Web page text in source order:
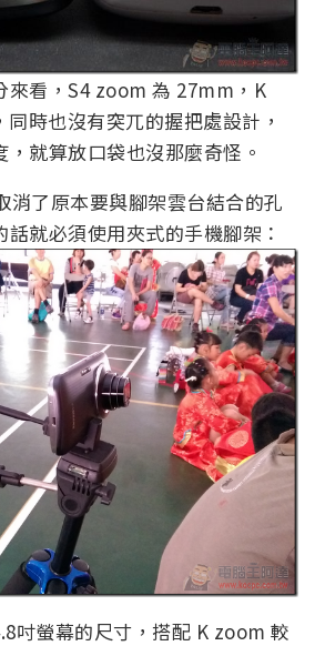
看，S4 zoom 為 27mm，K
時也沒有突兀的握把處設計，
就算放口袋也沒那麼奇怪。
消了原本要與腳架雲台結合的孔
就必須使用夾式的手機腳架：
吋螢幕的尺寸，搭配 K zoom 較